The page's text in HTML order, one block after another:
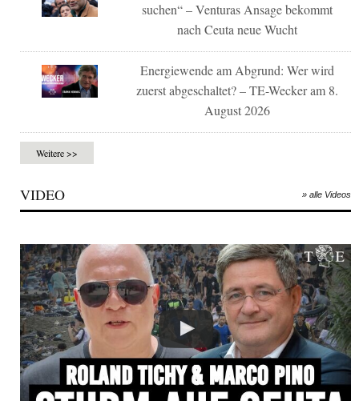
suchen“ – Venturas Ansage bekommt
nach Ceuta neue Wucht
Energiewende am Abgrund: Wer wird
zuerst abgeschaltet? – TE-Wecker am 8.
August 2026
Weitere >>
VIDEO » alle Videos